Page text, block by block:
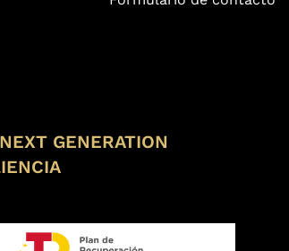
GENERATION